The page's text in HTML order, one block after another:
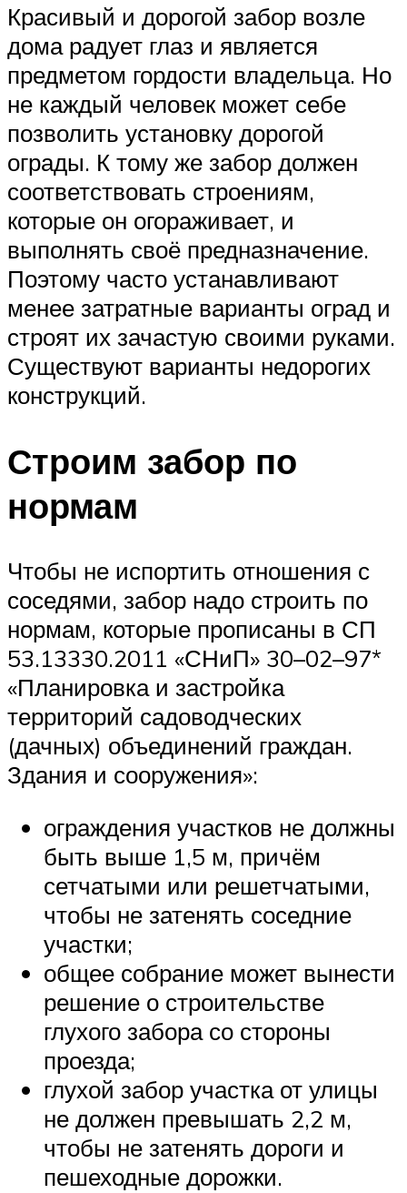
Красивый и дорогой забор возле
дома радует глаз и является
предметом гордости владельца. Но
не каждый человек может себе
позволить установку дорогой
ограды. К тому же забор должен
соответствовать строениям,
которые он огораживает, и
выполнять своё предназначение.
Поэтому часто устанавливают
менее затратные варианты оград и
строят их зачастую своими руками.
Существуют варианты недорогих
конструкций.
Строим забор по
нормам
Чтобы не испортить отношения с
соседями, забор надо строить по
нормам, которые прописаны в СП
53.13330.2011 «СНиП» 30–02–97*
«Планировка и застройка
территорий садоводческих
(дачных) объединений граждан.
Здания и сооружения»:
ограждения участков не должны
быть выше 1,5 м, причём
сетчатыми или решетчатыми,
чтобы не затенять соседние
участки;
общее собрание может вынести
решение о строительстве
глухого забора со стороны
проезда;
глухой забор участка от улицы
не должен превышать 2,2 м,
чтобы не затенять дороги и
пешеходные дорожки.